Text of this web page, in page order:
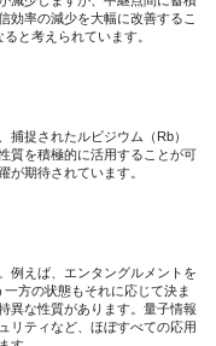
conversion
的創造研究推進事業チ
効率の減少を大幅に改善するこ
と考えられています。
捕捉されたルビジウム（Rb）
質を積極的に活用することが可
が期待されています。
例えば、エンタングルメントを
方の状態もそれに応じて決ま
異な性質があります。量子情報
リティなど、ほぼすべての応用